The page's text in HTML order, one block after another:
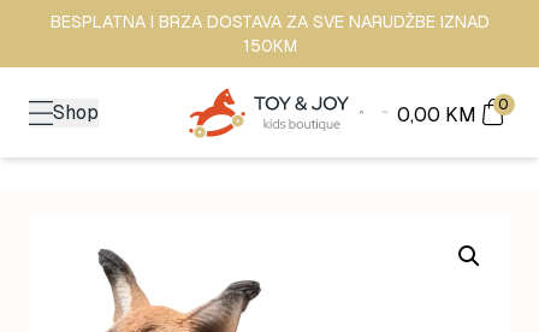
BESPLATNA I BRZA DOSTAVA ZA SVE NARUDŽBE IZNAD
150KM
Shop 0,00 KM 0